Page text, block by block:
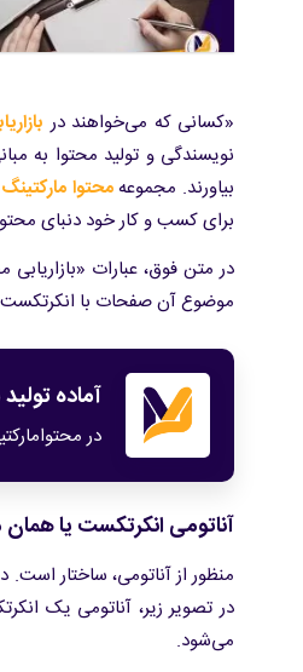
«کسانی که می‌خواهند در
نویسندگی و تولید محتوا به
بیاورند. مجموعهمحتوا مارکتینگ
برای کسب و کار خود دنبای
در متن فوق، عبارات
موضوع آن صفحات با
آماده
در
آناتومی انکرتکست یا همان
می‌شود.